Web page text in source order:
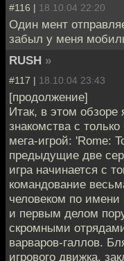
#116 | 18.10.04 22:20
Один мент
забыл у меня
RUSH »
#117 | 18.10.04 23:43
[продолжение]
Итак, в этом
знакомства с
мега-игрой: 'Rome:
предыдущие две
игра начинается с
командование
человеком по
и первым делом
скромными
варваров-галлов.
игрового движка,